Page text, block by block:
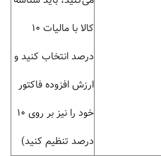
کالا با مالیات 10
درصد انتخاب کنید و
ارزش افزوده فاکتور
خود را نیز بر روی 10
درصد تنظیم کنید)